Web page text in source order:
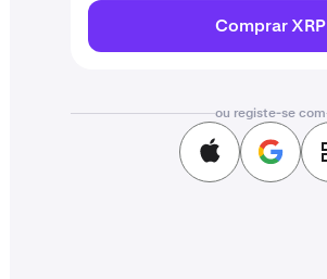
Comprar XRP
ou registe-se com